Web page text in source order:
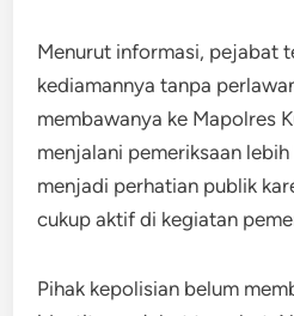
Menurut informasi, pejabat
kediamannya tanpa
membawanya ke Mapolres
menjalani pemeriksaan
menjadi perhatian publik
cukup aktif di kegiatan
Pihak kepolisian belum